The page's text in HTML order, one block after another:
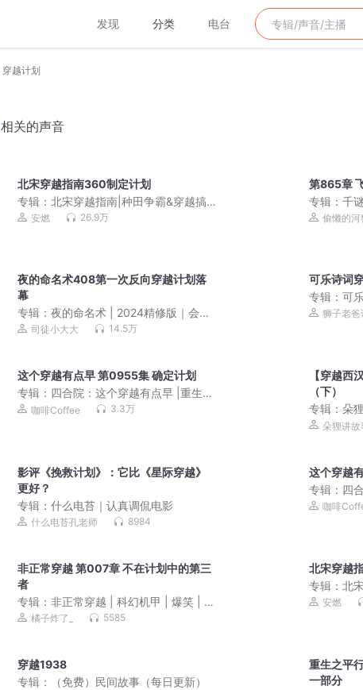
发现 分类 电台
穿越计划
相关的声音
北宋穿越指南360制定计划
专辑： 北宋穿越指南|种田争霸&穿越搞
笑|安燃领衔历史VIP免费穿越小说|多人
安燃 26.9万
第865章
专辑：千
偷懒的河
夜的命名术408第一次反向穿越计划落
幕
专辑： 夜的命名术 | 2024精修版｜会说
话的肘子原著 | 起点年榜top1｜超豪华
司徒小大大 14.5万
可乐诗词
专辑：可
狮子老爸
狮子老爸
这个穿越有点早 第0955集 确定计划
专辑： 四合院：这个穿越有点早 |重生七
零| 爆笑|重生|爽文|影视同人|VIP免费
咖啡Coffee 3.3万
【穿越西
（下）
专辑： 朵
大合集】
朵狸讲故
影评《挽救计划》：它比《星际穿越》
更好？
专辑： 什么电苔｜认真调侃电影
什么电苔孔老师 8984
这个穿越
专辑： 四
零| 爆笑|
咖啡
非正常穿越 第007章 不在计划中的第三
者
专辑： 非正常穿越 | 科幻机甲 | 爆笑 | 另
类穿越 | 热血星际
橘子炸了_ 5585
北宋穿越
专辑：北
笑|安燃领
安燃
穿越1938
专辑：
（免费）民间故事（每日更新）
重生之平
一部分